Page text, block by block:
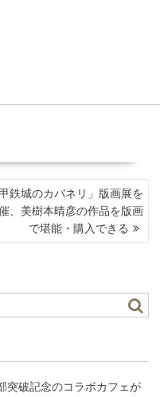
甲鉄城のカバネリ」版画展を
、美樹本晴彦の作品を版画
で堪能・購入できる
突破記念のコラボカフェが